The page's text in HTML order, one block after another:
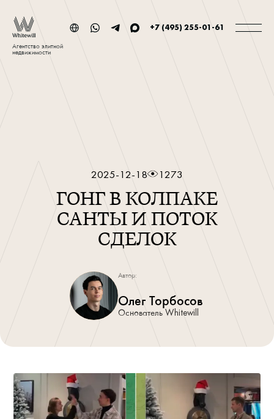
Агентство элитной
недвижимости
+7 (495) 255-01-61
2025-12-18 1273
ГОНГ В КОЛПАКЕ
САНТЫ И ПОТОК
СДЕЛОК
Автор:
Олег Торбосов
Основатель Whitewill